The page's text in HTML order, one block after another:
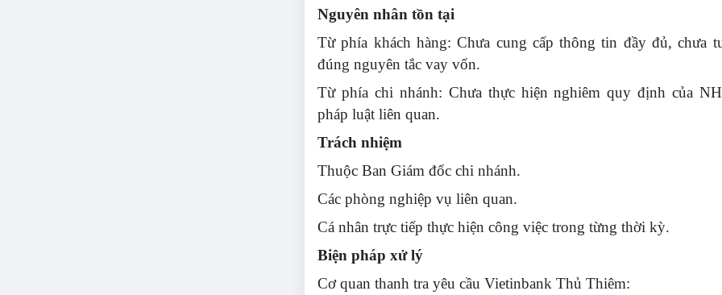
Nguyên nhân tồn tại
Từ phía khách hàng: Chưa cung cấp thông tin đầy đủ, chưa
đúng nguyên tắc vay vốn.
Từ phía chi nhánh: Chưa thực hiện nghiêm quy định của
pháp luật liên quan.
Trách nhiệm
Thuộc Ban Giám đốc chi nhánh.
Các phòng nghiệp vụ liên quan.
Cá nhân trực tiếp thực hiện công việc trong từng thời kỳ.
Biện pháp xử lý
Cơ quan thanh tra yêu cầu Vietinbank Thủ Thiêm: